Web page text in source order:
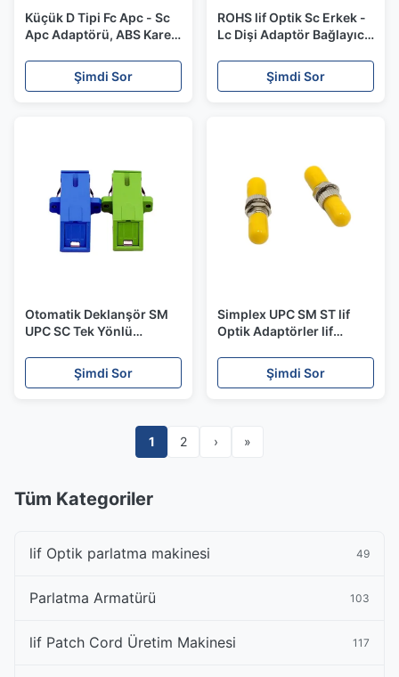
Küçük D Tipi Fc Apc - Sc
Apc Adaptörü, ABS Kare
Şimdi Sor
ROHS lif Optik Sc Erkek -
Lc Dişi Adaptör Bağlayıcı
Şimdi Sor
Otomatik Deklanşör SM
UPC SC Tek Yönlü
Hassasiyetli Lc - St
Adaptörü
Şimdi Sor
Simplex UPC SM ST lif
Optik Adaptörler lif
Tekrarlanabilirlik
Şimdi Sor
1 2 › »
Tüm Kategoriler
lif Optik parlatma makinesi 49
Parlatma Armatürü 103
lif Patch Cord Üretim Makinesi 117